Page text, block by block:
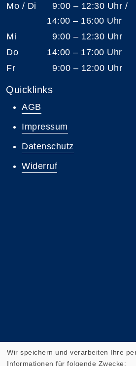
Mo / Di
9:00 – 12:30 Uhr /
14:00 – 16:00 Uhr
Mi
9:00 – 12:30 Uhr
Do
14:00 – 17:00 Uhr
Fr
9:00 – 12:00 Uhr
Quicklinks
AGB
Impressum
Datenschutz
Widerruf
Wir speichern und verarbeiten Ihre
Informationen für folgende Zwecke: